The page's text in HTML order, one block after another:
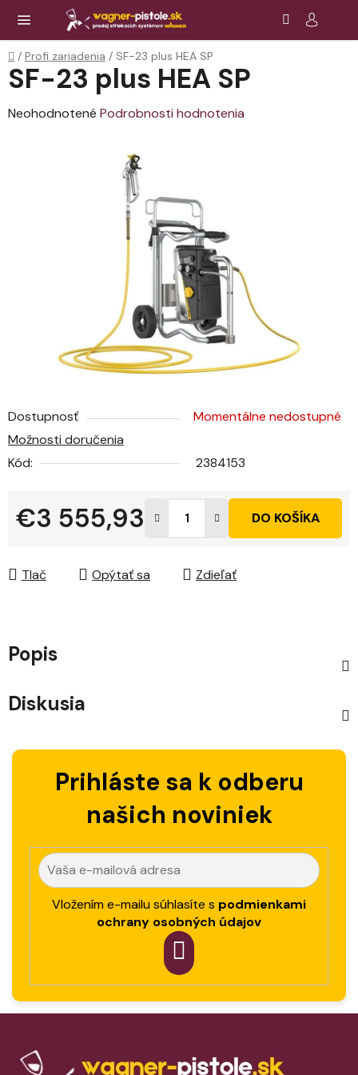
obsah
Domov
/ Profi zariadenia / SF-23 plus HEA SP
Dostupnosť
Momentálne nedostupné
Možnosti doručenia
Kód:
2384153
€3 555,93 DO KOŠÍKA
Tlač Opýtať sa Zdieľať
SF-23 plus HEA SP
Priemerné
Neohodnotené Podrobnosti hodnotenia
Popis
Diskusia
Prihláste sa k odberu
našich noviniek
Vložením e-mailu súhlasíte s podmienkami
ochrany osobných údajov
PRIHLÁSIT
SA